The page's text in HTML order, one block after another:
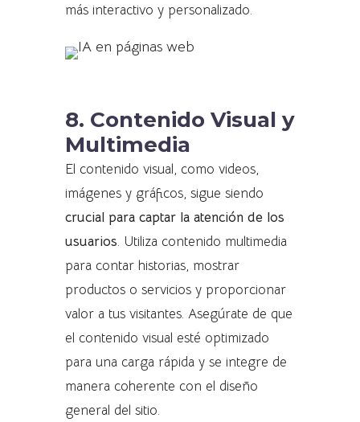
más interactivo y personalizado.
8. Contenido Visual y
Multimedia
El contenido visual, como videos,
imágenes y gráficos, sigue siendo
crucial para captar la atención de los
usuarios. Utiliza contenido multimedia
para contar historias, mostrar
productos o servicios y proporcionar
valor a tus visitantes. Asegúrate de que
el contenido visual esté optimizado
para una carga rápida y se integre de
manera coherente con el diseño
general del sitio.